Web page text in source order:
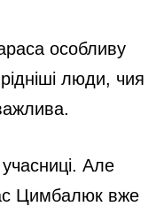
особливу
люди, чия
Але
Цимбалюк вже